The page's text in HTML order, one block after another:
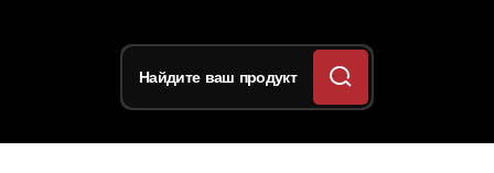
Найдите ваш продукт